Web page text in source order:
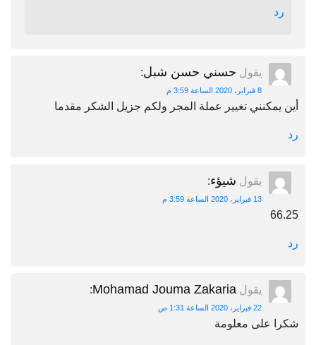
رد
يقول حسني حسن شبل:
8 فبراير، 2020 الساعة 3:59 م
أين يمكنني تغيير عملة المجر ولكم جزيل الشكر مقدما
رد
يقول شيؤء:
13 فبراير، 2020 الساعة 3:59 م
66.25
رد
يقول Mohamad Jouma Zakaria
:
22 فبراير، 2020 الساعة 1:31 ص
شكرا على معلومة